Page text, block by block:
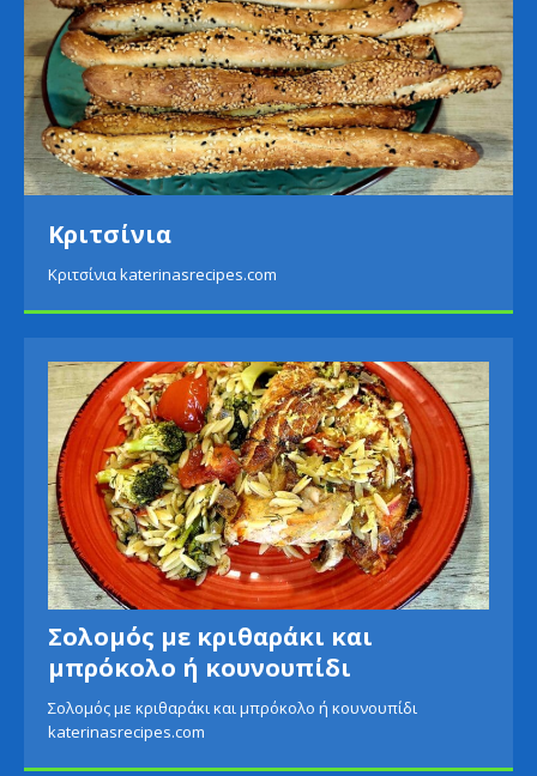
Κριτσίνια
Κριτσίνια katerinasrecipes.com
Σολομός με κριθαράκι και
μπρόκολο ή κουνουπίδι
Σολομός με κριθαράκι και μπρόκολο ή κουνουπίδι
katerinasrecipes.com